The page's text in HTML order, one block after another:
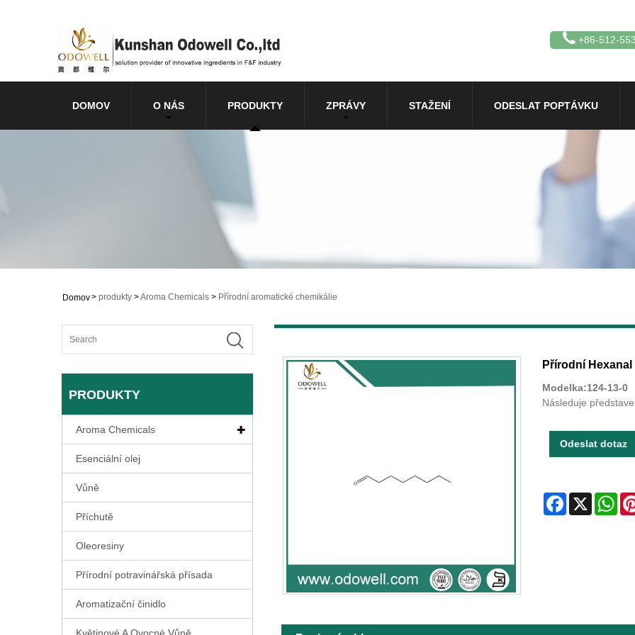
+86-512-
DOMOV O NÁS PRODUKTY ZPRÁVY STAŽENÍ ODESLAT POPTÁVKU
Domov> produkty >Aroma Chemicals > Přírodní aromatické chemikálie
PRODUKTY
Aroma Chemicals
Esenciální olej
Vůně
Příchutě
Oleoresiny
Přírodní potravinářská přísada
Aromatizační činidlo
Přírodní Hexanal
Modelka:124-13-0
Následuje
Odeslat dotaz
Facebook
X